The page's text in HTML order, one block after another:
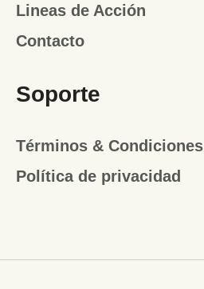
Lineas de Acción
Contacto
Soporte
Términos & Condiciones
Política de privacidad